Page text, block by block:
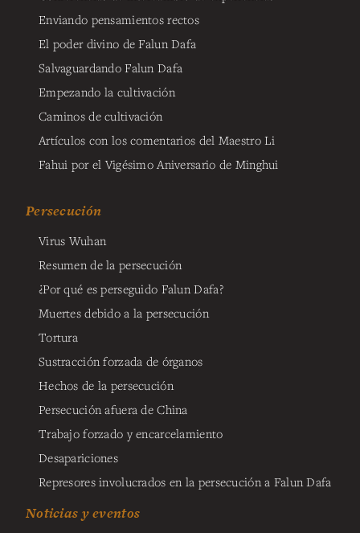
Enviando pensamientos rectos
El poder divino de Falun Dafa
Salvaguardando Falun Dafa
Empezando la cultivación
Caminos de cultivación
Artículos con los comentarios del Maestro Li
Fahui por el Vigésimo Aniversario de Minghui
Persecución
Virus Wuhan
Resumen de la persecución
¿Por qué es perseguido Falun Dafa?
Muertes debido a la persecución
Tortura
Sustracción forzada de órganos
Hechos de la persecución
Persecución afuera de China
Trabajo forzado y encarcelamiento
Desapariciones
Represores involucrados en la persecución a Falun Dafa
Noticias y eventos